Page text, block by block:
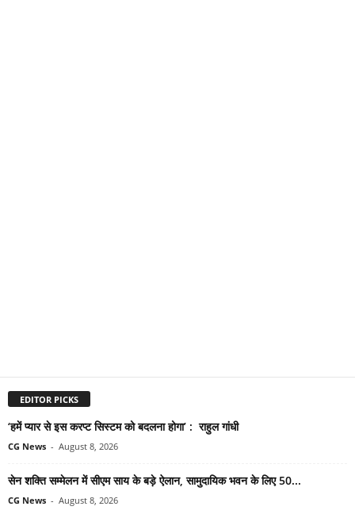
EDITOR PICKS
‘हमें प्यार से इस करप्ट सिस्टम को बदलना होगा’ : राहुल गांधी
CG News - August 8, 2026
सेन शक्ति सम्मेलन में सीएम साय के बड़े ऐलान, सामुदायिक भवन के लिए 50...
CG News - August 8, 2026